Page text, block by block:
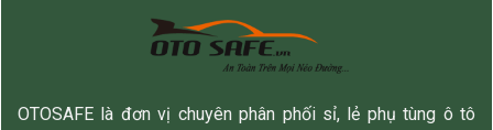
OTOSAFE là đơn vị chuyên phân phối sỉ, lẻ phụ tùng ô tô